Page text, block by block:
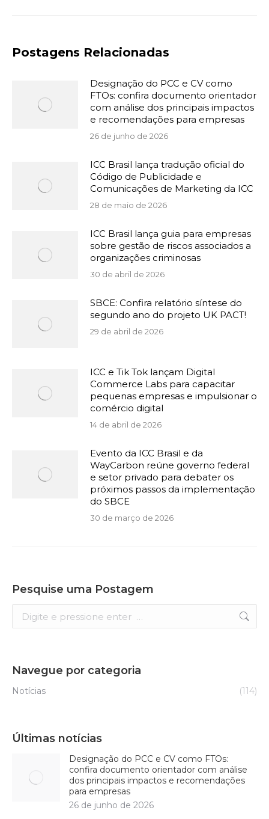
Postagens Relacionadas
Designação do PCC e CV como
FTOs: confira documento orientador
com análise dos principais impactos
e recomendações para empresas
26 de junho de 2026
ICC Brasil lança tradução oficial do
Código de Publicidade e
Comunicações de Marketing da ICC
28 de maio de 2026
ICC Brasil lança guia para empresas
sobre gestão de riscos associados a
organizações criminosas
30 de abril de 2026
SBCE: Confira relatório síntese do
segundo ano do projeto UK PACT!
29 de abril de 2026
ICC e Tik Tok lançam Digital
Commerce Labs para capacitar
pequenas empresas e impulsionar o
comércio digital
14 de abril de 2026
Evento da ICC Brasil e da
WayCarbon reúne governo federal
e setor privado para debater os
próximos passos da implementação
do SBCE
30 de março de 2026
Pesquise uma Postagem
Navegue por categoria
Notícias (114)
Últimas notícias
Designação do PCC e CV como FTOs:
confira documento orientador com análise
dos principais impactos e recomendações
para empresas
26 de junho de 2026